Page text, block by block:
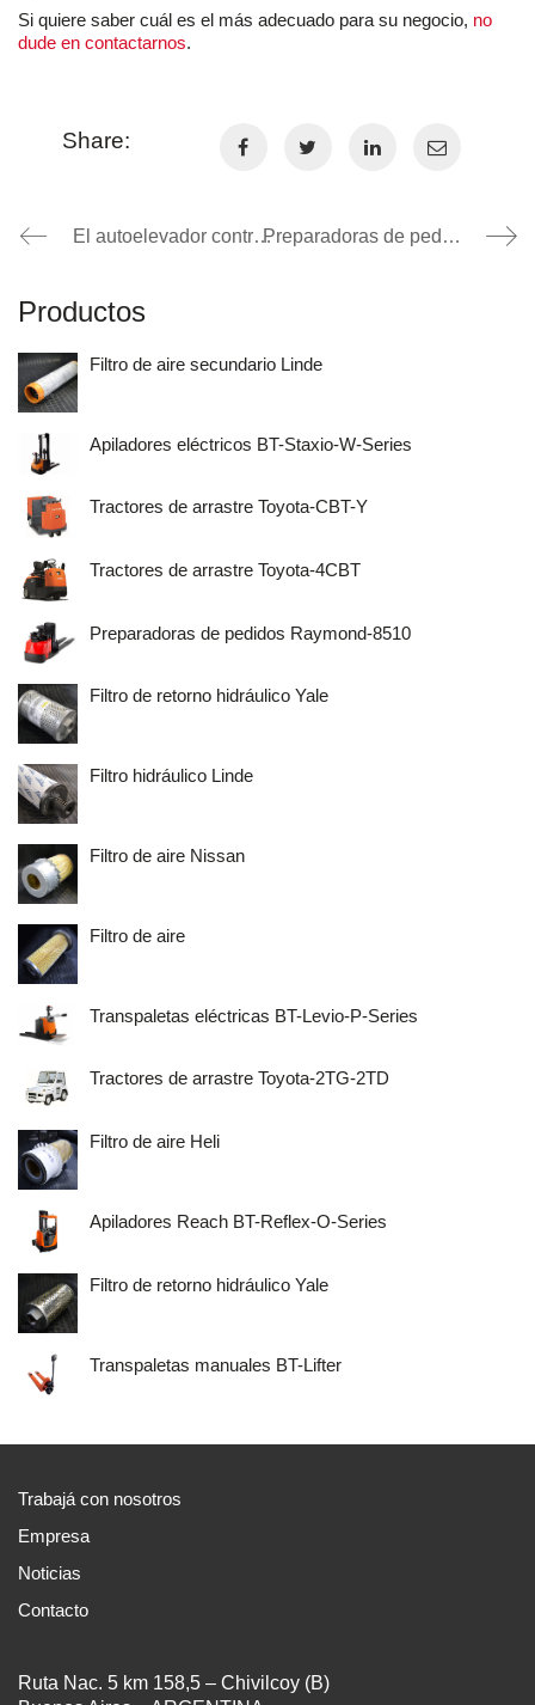
Si quiere saber cuál es el más adecuado para su negocio, no
dude en contactarnos.
Share:
El autoelevador contrapesado Preparadoras de pedidos: ¿que beneficios ofrecen?
Productos
Filtro de aire secundario Linde
Apiladores eléctricos BT-Staxio-W-Series
Tractores de arrastre Toyota-CBT-Y
Tractores de arrastre Toyota-4CBT
Preparadoras de pedidos Raymond-8510
Filtro de retorno hidráulico Yale
Filtro hidráulico Linde
Filtro de aire Nissan
Filtro de aire
Transpaletas eléctricas BT-Levio-P-Series
Tractores de arrastre Toyota-2TG-2TD
Filtro de aire Heli
Apiladores Reach BT-Reflex-O-Series
Filtro de retorno hidráulico Yale
Transpaletas manuales BT-Lifter
Trabajá con nosotros
Empresa
Noticias
Contacto
Ruta Nac. 5 km 158,5 – Chivilcoy (B)